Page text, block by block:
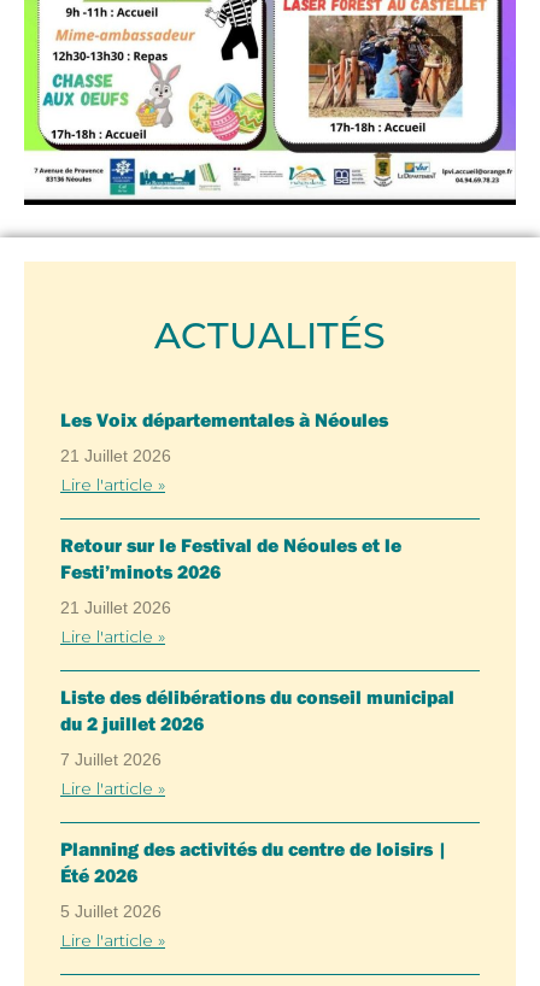
ACTUALITÉS
Les Voix départementales à Néoules
21 Juillet 2026
Lire l'article »
Retour sur le Festival de Néoules et le
Festi’minots 2026
21 Juillet 2026
Lire l'article »
Liste des délibérations du conseil municipal
du 2 juillet 2026
7 Juillet 2026
Lire l'article »
Planning des activités du centre de loisirs |
Été 2026
5 Juillet 2026
Lire l'article »